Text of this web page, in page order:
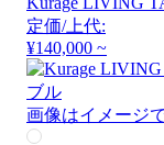
定価/上代:
¥140,000 ~
画像はイメージ